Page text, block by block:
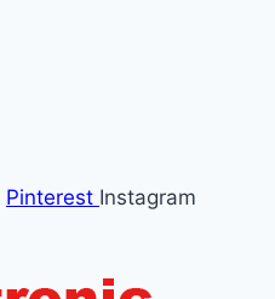
Pinterest Instagram